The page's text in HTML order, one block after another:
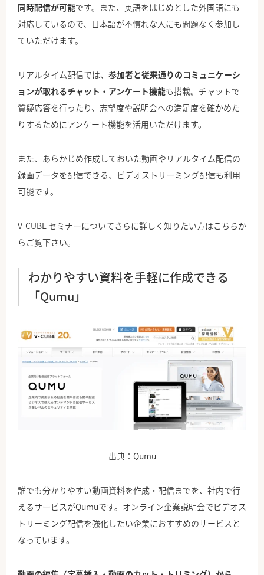
同時配信が可能です。また、英語をはじめとした外国語にも
対応しているので、日本語が不慣れな人にも問題なく参加し
ていただけます。
リアルタイム配信では、 参加者と従来通りのコミュニケーシ
ョンが取れるチャット・アンケート機能も搭載。チャットで
質疑応答を行ったり、志望度や説明会への満足度を確かめた
りするためにアンケート機能を活用いただけます。
また、あらかじめ作成しておいた動画やリアルタイム配信の
録画データを配信できる、ビデオストリーミング配信も利用
可能です。
V-CUBE セミナーについてさらに詳しく知りたい方はこちらか
らご覧下さい。
わかりやすい資料を手軽に作成できる
「Qumu」
出典： Qumu
誰でも分かりやすい動画資料を作成・配信までを、社内で行
えるサービスがQumuです。オンライン企業説明会でビデオス
トリーミング配信を強化したい企業におすすめのサービスと
なっています。